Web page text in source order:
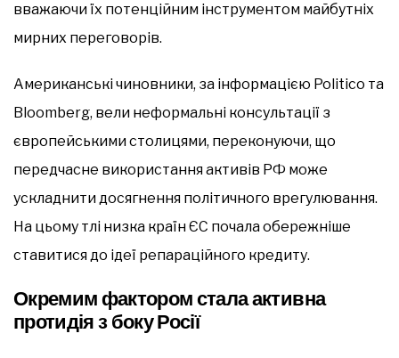
вважаючи їх потенційним інструментом майбутніх
мирних переговорів.
Американські чиновники, за інформацією Politico та
Bloomberg, вели неформальні консультації з
європейськими столицями, переконуючи, що
передчасне використання активів РФ може
ускладнити досягнення політичного врегулювання.
На цьому тлі низка країн ЄС почала обережніше
ставитися до ідеї репараційного кредиту.
Окремим фактором стала активна
протидія з боку Росії